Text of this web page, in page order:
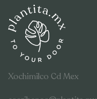
Xochimilco Cd Mex